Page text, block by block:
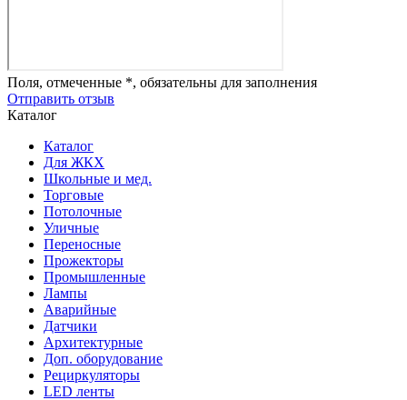
Поля, отмеченные *, обязательны для заполнения
Отправить отзыв
Каталог
Каталог
Для ЖКХ
Школьные и мед.
Торговые
Потолочные
Уличные
Переносные
Прожекторы
Промышленные
Лампы
Аварийные
Датчики
Архитектурные
Доп. оборудование
Рециркуляторы
LED ленты